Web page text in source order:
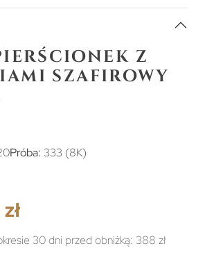
z
szafirowy
Próba: 333 (8K)
30 dni przed obniżką: 388 zł